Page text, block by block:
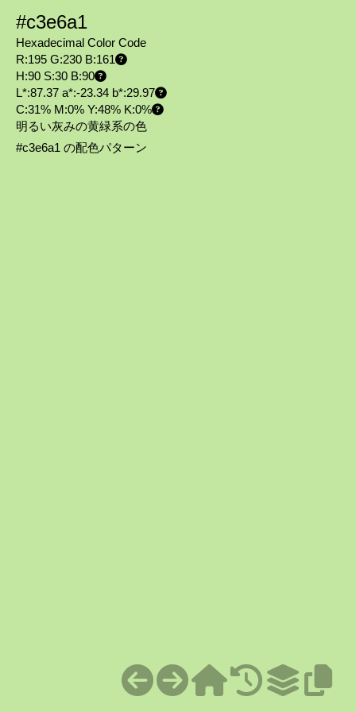
#c3e6a1
Hexadecimal Color Code
R:195 G:230 B:161
H:90 S:30 B:90
L*:87.37 a*:-23.34 b*:29.97
C:31% M:0% Y:48% K:0%
明るい灰みの黄緑系の色
#c3e6a1 の配色パターン